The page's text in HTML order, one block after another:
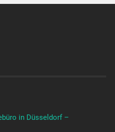
in Düsseldorf –